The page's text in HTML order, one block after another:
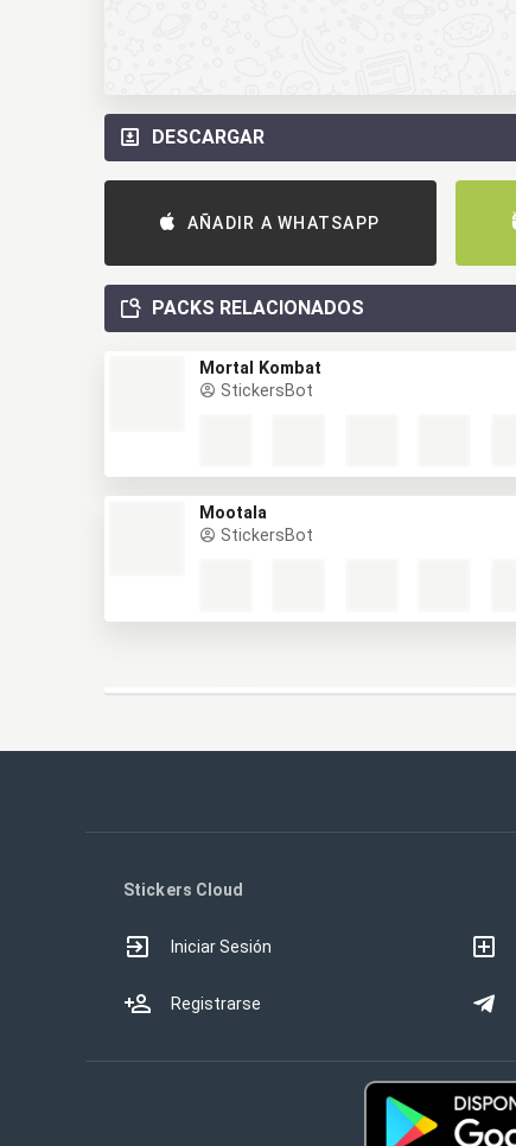
DESCARGAR
AÑADIR A WHATSAPP
PACKS RELACIONADOS
Mortal Kombat
StickersBot
Mootala
StickersBot
Stickers Cloud
Iniciar Sesión
Registrarse